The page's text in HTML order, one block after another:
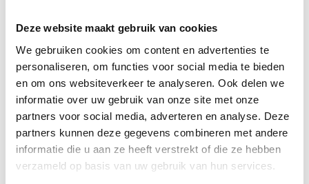
Deze website maakt gebruik van cookies
We gebruiken cookies om content en advertenties te
personaliseren, om functies voor social media te bieden
en om ons websiteverkeer te analyseren. Ook delen we
informatie over uw gebruik van onze site met onze
partners voor social media, adverteren en analyse. Deze
partners kunnen deze gegevens combineren met andere
informatie die u aan ze heeft verstrekt of die ze hebben
verzameld op basis van uw gebruik van hun services.
controle over je gezondheid en prestaties.
Sterke punten
LTE-connectiviteit – blijf verbonden zonder
smartphone
Wear OS met toegang tot Google-diensten en
apps